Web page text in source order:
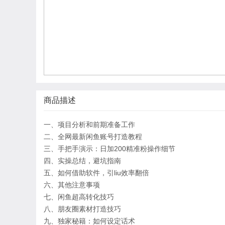
商品描述
一、项目分析和前期准备工作
二、全网最新闲鱼账号打造教程
三、手把手演示：日加200精准粉操作细节
四、实操总结，避坑指南
五、如何借助软件，引liu效率翻倍
六、其他注意事项
七、闲鱼超高转化技巧
八、朋友圈素材打造技巧
九、独家秘籍：如何设定话术